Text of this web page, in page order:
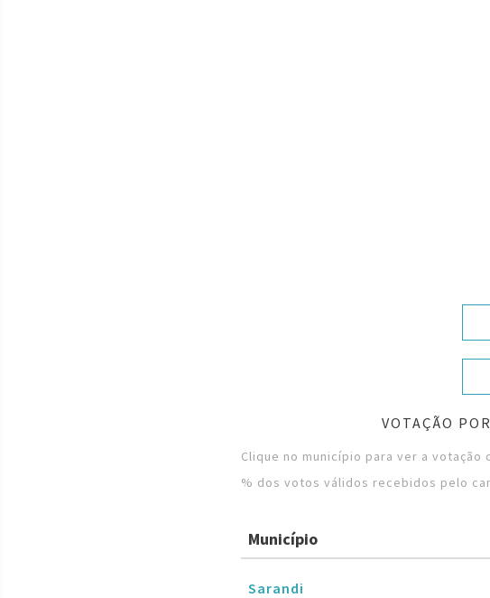
VOTAÇÃO
Clique no município para ver a votação
% dos votos válidos recebidos pelo
Município
Sarandi